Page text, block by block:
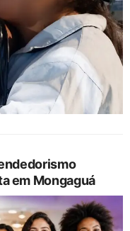
em Mongaguá